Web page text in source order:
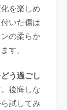
を楽しめ
いた傷は
の柔らか
す。
う過ごし
後悔しな
試してみ